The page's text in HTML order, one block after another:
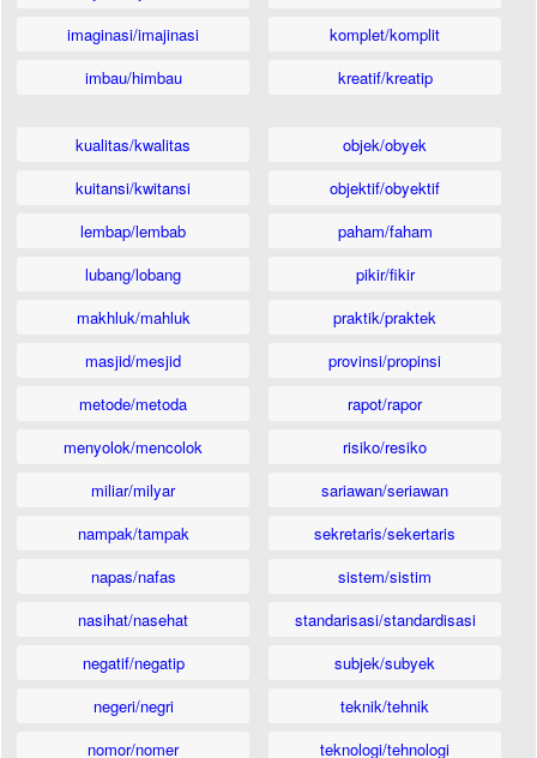
imaginasi/imajinasi
imbau/himbau
komplet/komplit
kreatif/kreatip
kualitas/kwalitas
kuitansi/kwitansi
lembap/lembab
lubang/lobang
makhluk/mahluk
masjid/mesjid
metode/metoda
menyolok/mencolok
miliar/milyar
nampak/tampak
napas/nafas
nasihat/nasehat
negatif/negatip
negeri/negri
nomor/nomer
objek/obyek
objektif/obyektif
paham/faham
pikir/fikir
praktik/praktek
provinsi/propinsi
rapot/rapor
risiko/resiko
sariawan/seriawan
sekretaris/sekertaris
sistem/sistim
standarisasi/standardisasi
subjek/subyek
teknik/tehnik
teknologi/tehnologi